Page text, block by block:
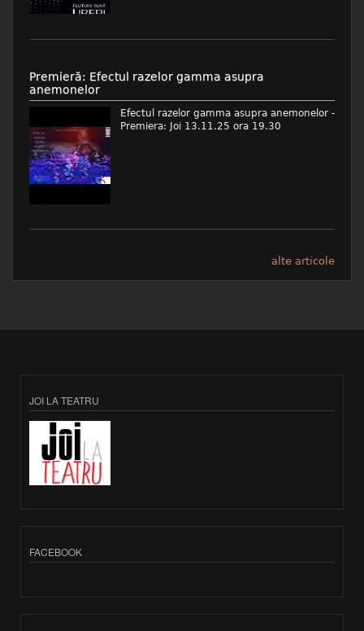
Premieră: Efectul razelor gamma asupra
anemonelor
Efectul razelor gamma asupra anemonelor -
Premiera: Joi 13.11.25 ora 19.30
alte articole
JOI LA TEATRU
FACEBOOK